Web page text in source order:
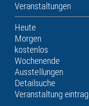
Veranstaltungen
Heute
Morgen
kostenlos
Wochenende
Ausstellungen
Detailsuche
Veranstaltung